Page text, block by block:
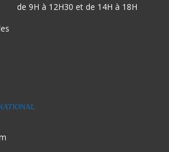
de 9H à 12H30 et de 14H à 18H